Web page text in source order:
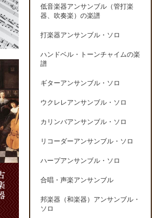
低音楽器アンサンブル（管打楽
器、吹奏楽）の楽譜
打楽器アンサンブル・ソロ
ハンドベル・トーンチャイムの楽
譜
ギターアンサンブル・ソロ
ウクレレアンサンブル・ソロ
カリンバアンサンブル・ソロ
リコーダーアンサンブル・ソロ
ハープアンサンブル・ソロ
合唱・声楽アンサンブル
邦楽器（和楽器）アンサンブル・
ソロ